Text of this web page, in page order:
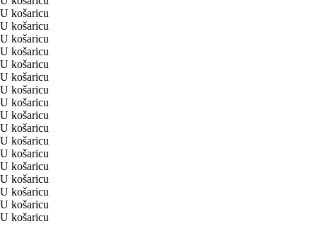
U košaricu
U košaricu
U košaricu
U košaricu
U košaricu
U košaricu
U košaricu
U košaricu
U košaricu
U košaricu
U košaricu
U košaricu
U košaricu
U košaricu
U košaricu
U košaricu
U košaricu